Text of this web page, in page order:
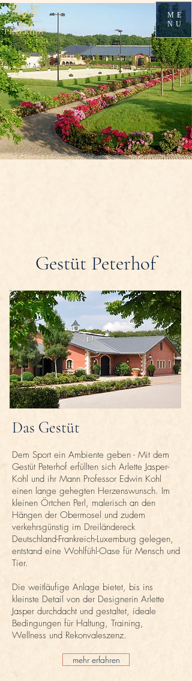
ME
NU
Gestüt Peterhof
Das Gestüt
Dem Sport ein Ambiente geben - Mit dem
Gestüt Peterhof erfüllten sich Arlette Jasper-
Kohl und ihr Mann Professor Edwin Kohl
einen lange gehegten Herzenswunsch. Im
kleinen Örtchen Perl, malerisch an den
Hängen der Obermosel und zudem
verkehrsgünstig im Dreiländereck
Deutschland-Frankreich-Luxemburg gelegen,
entstand eine Wohlfühl-Oase für Mensch und
Tier.
Die weitläufige Anlage bietet, bis ins
kleinste Detail von der Designerin Arlette
Jasper durchdacht und gestaltet, ideale
Bedingungen für Haltung, Training,
Wellness und Rekonvaleszenz.
mehr erfahren